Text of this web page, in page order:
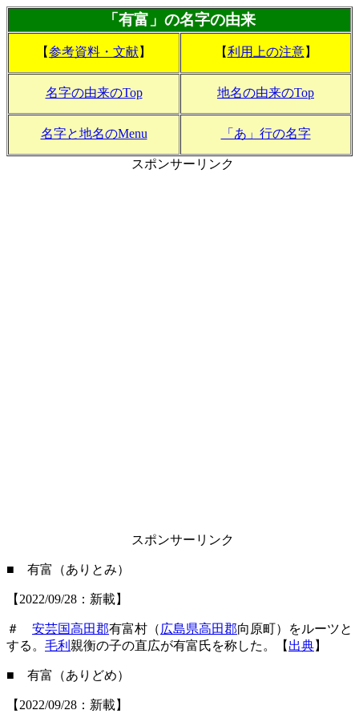
「有富」の名字の由来
【参考資料・文献】 【利用上の注意】
名字の由来のTop 地名の由来のTop
名字と地名のMenu 「あ」行の名字
スポンサーリンク
スポンサーリンク
■ 有富（ありとみ）
【2022/09/28：新載】
＃ 安芸国高田郡有富村（ 広島県高田郡向原町）をルーツと
する。 毛利 親衡の子の直広が有富氏を称した。【 出典】
■ 有富（ありどめ）
【2022/09/28：新載】